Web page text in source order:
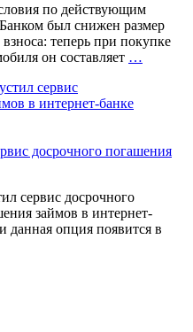
по действующим
был снижен размер
теперь при покупке
он составляет …
досрочного погашения
сервис досрочного
займов в интернет-
опция появится в